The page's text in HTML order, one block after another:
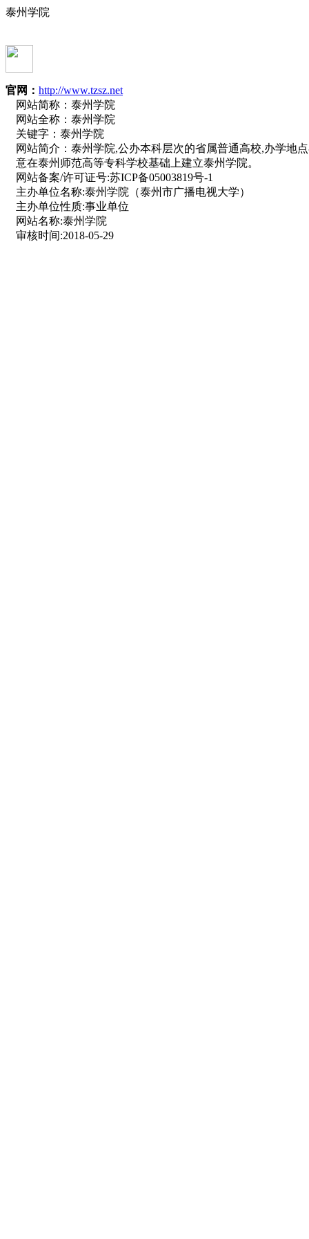
泰州学院
官网： http://www.tzsz.net
网站简称： 泰州学院
网站全称： 泰州学院
关键字： 泰州学院
网站简介： 泰州学院,公办本科层次的省属普通高校,办学地
意在泰州师范高等专科学校基础上建立泰州学院。
网站备案/许可证号:苏ICP备05003819号-1
主办单位名称:泰州学院（泰州市广播电视大学）
主办单位性质:事业单位
网站名称:泰州学院
审核时间:2018-05-29